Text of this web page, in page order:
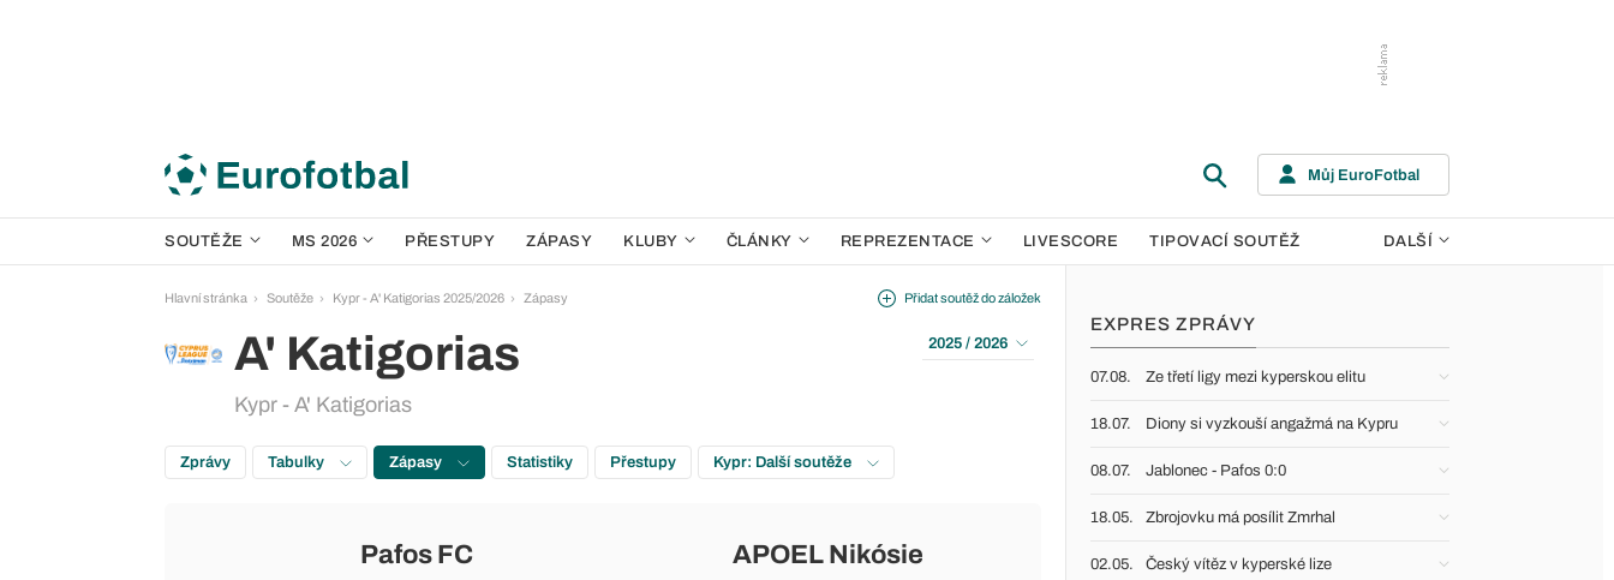
Můj EuroFotbal
SOUTĚŽE MS 2026 PŘESTUPY ZÁPASY KLUBY ČLÁNKY REPREZENTACE LIVESCORE TIPOVACÍ SOUTĚŽ DALŠÍ
Hlavní stránka Soutěže Kypr - A' Katigorias 2025/2026 Zápasy
A' Katigorias
Kypr - A' Katigorias
Přidat soutěž do záložek
2025 / 2026
Zprávy Tabulky Zápasy Statistiky Přestupy Kypr: Další soutěže
Pafos FC APOEL Nikósie
EXPRES ZPRÁVY
07.08. Ze třetí ligy mezi kyperskou elitu
18.07. Diony si vyzkouší angažmá na Kypru
08.07. Jablonec - Pafos 0:0
18.05. Zbrojovku má posílit Zmrhal
02.05. Český vítěz v kyperské lize